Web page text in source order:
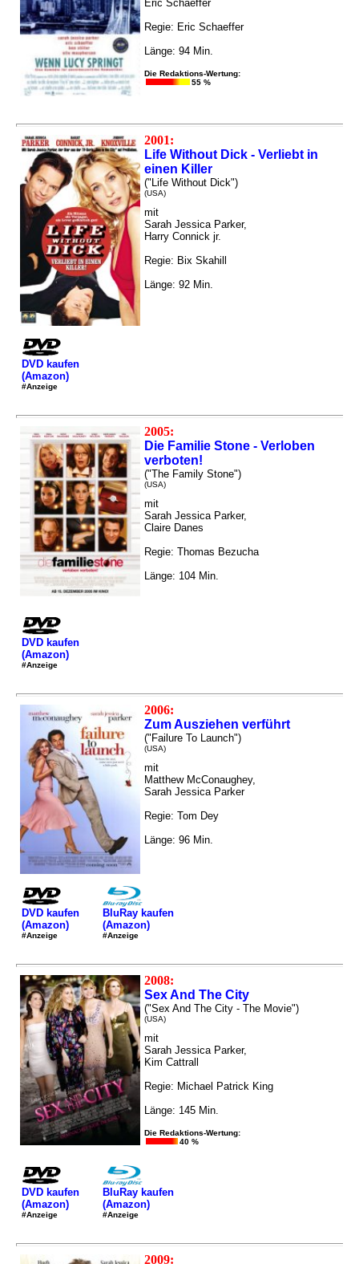
Eric Schaeffer
Regie: Eric Schaeffer
Länge: 94 Min.
Die Redaktions-Wertung:
55 %
2001:
Life Without Dick - Verliebt in
einen Killer
("Life Without Dick")
(USA)
mit
Sarah Jessica Parker,
Harry Connick jr.
Regie: Bix Skahill
Länge: 92 Min.
DVD kaufen
(Amazon)
#Anzeige
2005:
Die Familie Stone - Verloben
verboten!
("The Family Stone")
(USA)
mit
Sarah Jessica Parker,
Claire Danes
Regie: Thomas Bezucha
Länge: 104 Min.
DVD kaufen
(Amazon)
#Anzeige
2006:
Zum Ausziehen verführt
("Failure To Launch")
(USA)
mit
Matthew McConaughey,
Sarah Jessica Parker
Regie: Tom Dey
Länge: 96 Min.
DVD kaufen
(Amazon)
#Anzeige
BluRay kaufen
(Amazon)
#Anzeige
2008:
Sex And The City
("Sex And The City - The Movie")
(USA)
mit
Sarah Jessica Parker,
Kim Cattrall
Regie: Michael Patrick King
Länge: 145 Min.
Die Redaktions-Wertung:
40 %
DVD kaufen
(Amazon)
#Anzeige
BluRay kaufen
(Amazon)
#Anzeige
2009: